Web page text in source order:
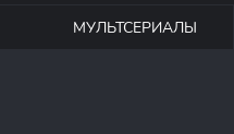
МУЛЬТСЕРИАЛЫ